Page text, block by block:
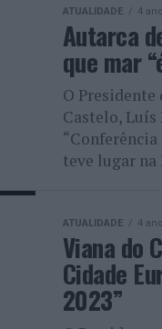
ATUALIDADE 4
Autarca
que mar
O
Castelo,
teve lugar na
ATUALIDADE 4
Viana do
Cidade
2023”